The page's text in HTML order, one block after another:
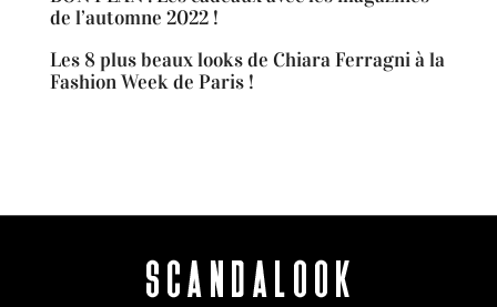
de l’automne 2022 !
Les 8 plus beaux looks de Chiara Ferragni à la
Fashion Week de Paris !